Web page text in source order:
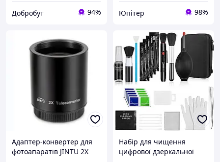
Добробут 94% Юпітер 98%
Адаптер-конвертер для
фотоапаратів JINTU 2X
Набір для чищення
цифрової дзеркальної